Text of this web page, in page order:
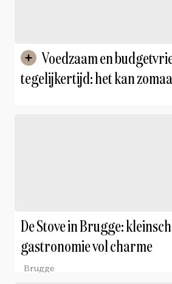
tegelijkertijd: het kan
De Stove in Brugge:
gastronomie vol charme
Brugge